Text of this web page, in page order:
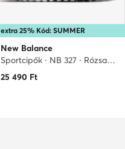
extra 25% Kód: SUMMER
New Balance
Sportcipők · NB 327 · Rózsaszín
25 490 Ft